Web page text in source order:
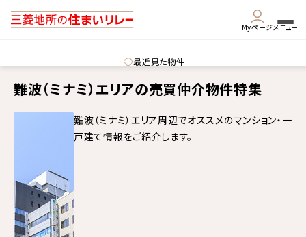
Myページメニュー
最近見た物件
難波（ミナミ）エリアの売買仲介物件特集
難波（ミナミ）エリア周辺でオススメのマンション・一
戸建て情報をご紹介します。